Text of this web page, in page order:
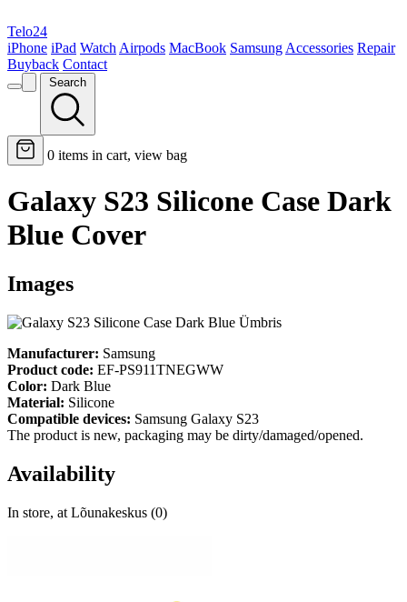
Telo24
iPhone iPad Watch Airpods MacBook Samsung Accessories Repair
Buyback Contact
Search
0 items in cart, view bag
Galaxy S23 Silicone Case Dark
Blue Cover
Images
Manufacturer: Samsung
Product code: EF-PS911TNEGWW
Color: Dark Blue
Material: Silicone
Compatible devices: Samsung Galaxy S23
The product is new, packaging may be dirty/damaged/opened.
Availability
In store, at Lõunakeskus (0)